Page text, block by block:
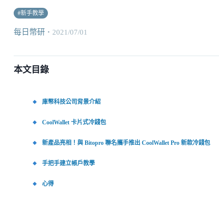
#新手教學
每日幣研 ・ 2021/07/01
本文目錄
庫幣科技公司背景介紹
CoolWallet 卡片式冷錢包
新產品亮相！與 Bitopro 聯名攜手推出 CoolWallet Pro 新款冷錢包
手把手建立帳戶教學
心得